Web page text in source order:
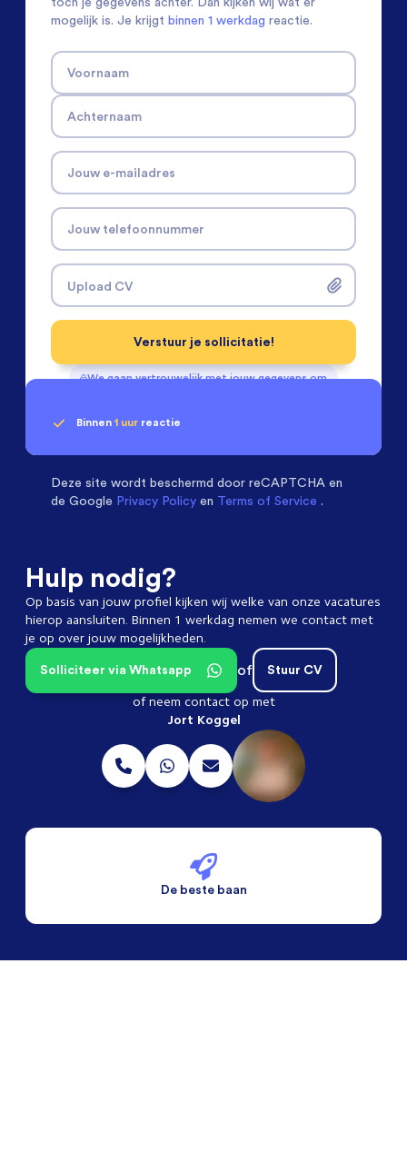
mogelijk is. Je krijgt binnen 1 werkdag reactie.
Voornaam
Achternaam
Jouw e-mailadres
Jouw telefoonnummer
Upload CV
We gaan vertrouwelijk met jouw gegevens om
Verstuur je sollicitatie!
Binnen 1 uur reactie
Deze site wordt beschermd door reCAPTCHA en
de Google Privacy Policy en Terms of Service .
Hulp nodig?
Op basis van jouw profiel kijken wij welke van onze vacatures
hierop aansluiten. Binnen 1 werkdag nemen we contact met
je op over jouw mogelijkheden.
Stuur CV
of
Solliciteer via Whatsapp
of neem contact op met
Jort Koggel
De beste baan